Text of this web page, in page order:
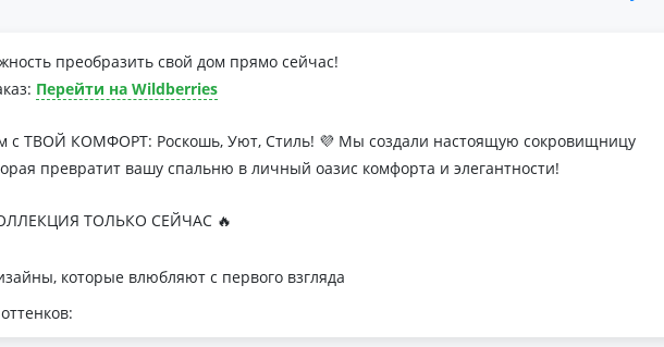
преобразить свой дом прямо сейчас!
Перейти на Wildberries
с ТВОЙ КОМФОРТ: Роскошь, Уют, Стиль! 💜 Мы создали настоящую сокровищницу
превратит вашу спальню в личный оазис комфорта и элегантности!
ТОЛЬКО СЕЙЧАС 🔥
которые влюбляют с первого взгляда